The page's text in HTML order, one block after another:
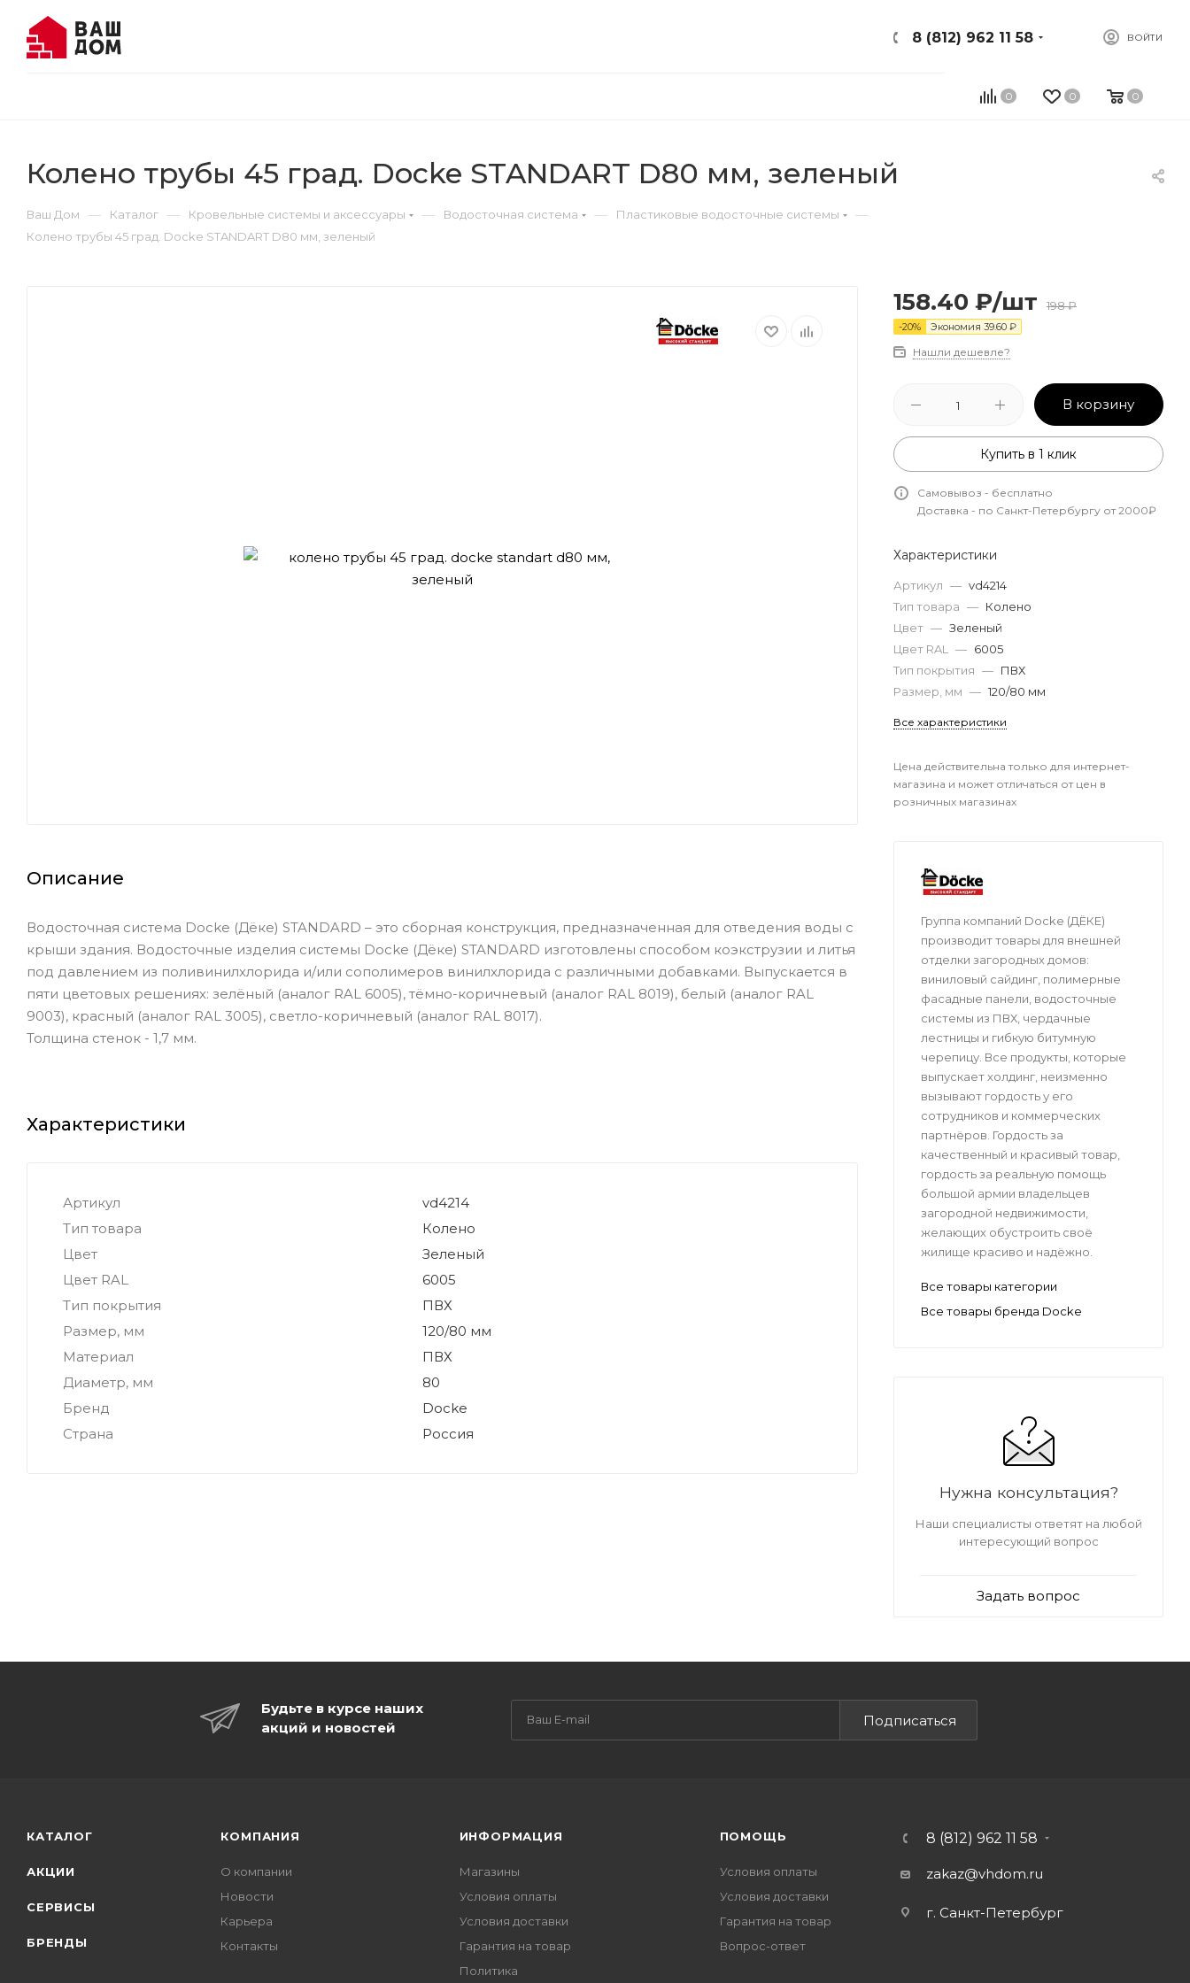
ВОЙТИ
8 (812) 962 11 58
0 0 0
Колено трубы 45 град. Docke STANDART D80 мм, зеленый
Ваш Дом — Каталог — Кровельные системы и аксессуары — Водосточная система — Пластиковые водосточные системы —
Колено трубы 45 град. Docke STANDART D80 мм, зеленый
Описание
Водосточная система Docke (Дёке) STANDARD – это сборная конструкция, предназначенная для отведения воды с
крыши здания. Водосточные изделия системы Docke (Дёке) STANDARD изготовлены способом коэкструзии и литья
под давлением из поливинилхлорида и/или сополимеров винилхлорида с различными добавками. Выпускается в
пяти цветовых решениях: зелёный (аналог RAL 6005), тёмно-коричневый (аналог RAL 8019), белый (аналог RAL
9003), красный (аналог RAL 3005), светло-коричневый (аналог RAL 8017).
Толщина стенок - 1,7 мм.
Характеристики
Артикул
vd4214
Тип товара
Колено
Цвет
Зеленый
Цвет RAL
6005
Тип покрытия
ПВХ
Размер, мм
120/80 мм
Материал
ПВХ
Диаметр, мм
80
Бренд
Docke
Страна
Россия
158.40 ₽/шт 198₽
-20% Экономия 39.60 ₽
Нашли дешевле?
В корзину
Купить в 1 клик
Самовывоз - бесплатно
Доставка - по Санкт-Петербургу от 2000₽
Характеристики
Артикул — vd4214
Тип товара — Колено
Цвет — Зеленый
Цвет RAL
— 6005
Тип покрытия — ПВХ
Размер, мм — 120/80 мм
Все характеристики
Цена действительна только для интернет-
магазина и может отличаться от цен в
розничных магазинах
Группа компаний Docke (ДЁКЕ)
производит товары для внешней
отделки загородных домов:
виниловый сайдинг, полимерные
фасадные панели, водосточные
системы из ПВХ, чердачные
лестницы и гибкую битумную
черепицу. Все продукты, которые
выпускает холдинг, неизменно
вызывают гордость у его
сотрудников и коммерческих
партнёров. Гордость за
качественный и красивый товар,
гордость за реальную помощь
большой армии владельцев
загородной недвижимости,
желающих обустроить своё
жилище красиво и надёжно.
Все товары категории
Все товары бренда Docke
Нужна консультация?
Наши специалисты ответят на любой
интересующий вопрос
Задать вопрос
Будьте в курсе наших
акций и новостей
Подписаться
КАТАЛОГ
АКЦИИ
СЕРВИСЫ
БРЕНДЫ
КОМПАНИЯ
О компании
Новости
Карьера
Контакты
ИНФОРМАЦИЯ
Магазины
Условия оплаты
Условия доставки
Гарантия на товар
Политика
ПОМОЩЬ
Условия оплаты
Условия доставки
Гарантия на товар
Вопрос-ответ
8 (812) 962 11 58
zakaz@vhdom.ru
г. Санкт-Петербург